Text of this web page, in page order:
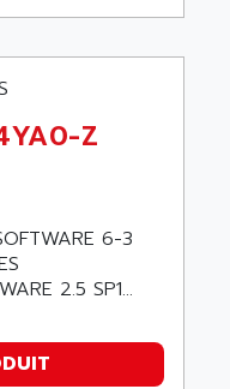
Z
6-3
2.5 SP1...